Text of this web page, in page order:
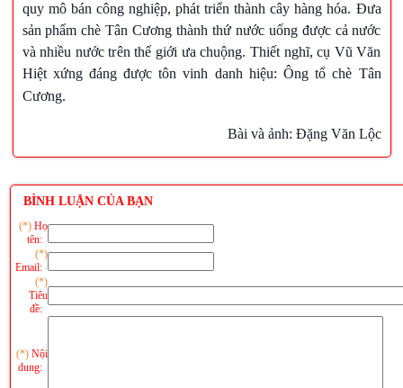
quy mô bán công nghiệp, phát triển thành cây hàng hóa. Đưa
sản phẩm chè Tân Cương thành thứ nước uống được cả nước
và nhiều nước trên thế giới ưa chuộng. Thiết nghĩ, cụ Vũ Văn
Hiệt xứng đáng được tôn vinh danh hiệu: Ông tổ chè Tân
Cương.
Bài và ảnh: Đặng Văn Lộc
BÌNH LUẬN CỦA BẠN
(*) Họ
tên:
(*)
Email:
(*)
Tiêu
đề:
(*) Nội
dung: